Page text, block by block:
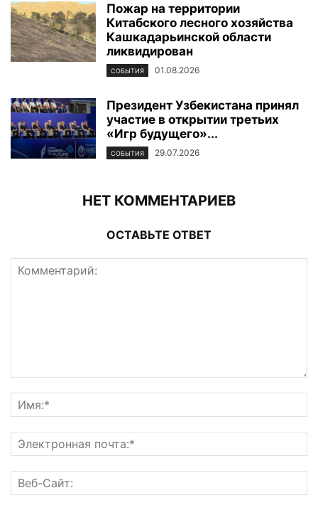
Пожар на территории
Китабского лесного хозяйства
Кашкадарьинской области
ликвидирован
СОБЫТИЯ 01.08.2026
Президент Узбекистана принял
участие в открытии третьих
«Игр будущего»...
СОБЫТИЯ 29.07.2026
НЕТ КОММЕНТАРИЕВ
ОСТАВЬТЕ ОТВЕТ